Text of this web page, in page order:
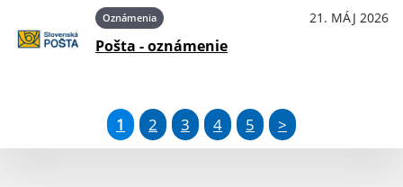
Oznámenia 21. MÁJ 2026
Pošta - oznámenie
1 2 3 4 5 >